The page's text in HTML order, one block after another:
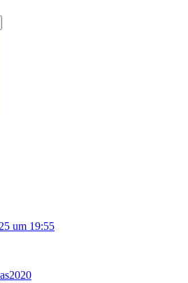
um 19:55